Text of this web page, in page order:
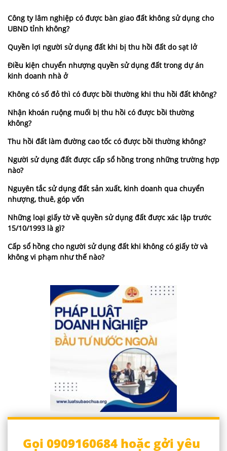
Công ty lâm nghiệp có được bàn giao đất không sử dụng cho
UBND tỉnh không?
Quyền lợi người sử dụng đất khi bị thu hồi đất do sạt lở
Điều kiện chuyển nhượng quyền sử dụng đất trong dự án
kinh doanh nhà ở
Không có số đỏ thì có được bồi thường khi thu hồi đất không?
Nhận khoán ruộng muối bị thu hồi có được bồi thường
không?
Thu hồi đất làm đường cao tốc có được bồi thường không?
Người sử dụng đất được cấp sổ hồng trong những trường hợp
nào?
Nguyên tắc sử dụng đất sản xuất, kinh doanh qua chuyển
nhượng, thuê, góp vốn
Những loại giấy tờ về quyền sử dụng đất được xác lập trước
15/10/1993 là gì?
Cấp sổ hồng cho người sử dụng đất khi không có giấy tờ và
không vi phạm như thế nào?
Gọi 0909160684 hoặc gởi yêu